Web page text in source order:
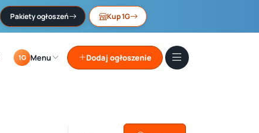
Pakiety ogłoszeń Kup 1G
1G Menu Dodaj ogłoszenie